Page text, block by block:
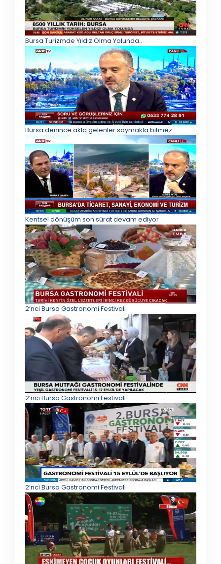
Bursa Turizmde Yıldız Olma Yolunda..
Bursa denince akla gelenler saymakla bitmez
Kentsel dönüşüm son sürat devam ediyor
2’nci Bursa Gastronomi Festivali
2’nci Bursa Gastronomi Festivali
2’nci Bursa Gastronomi Festivali